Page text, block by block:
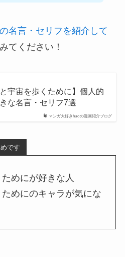
名言・セリフを紹介して
てください！
マンガ大好きhuoの漫画紹介ブログ
と宇宙を歩くために】個人的
な名言・セリフ7選
です
めにが好きな人
めにのキャラが気にな